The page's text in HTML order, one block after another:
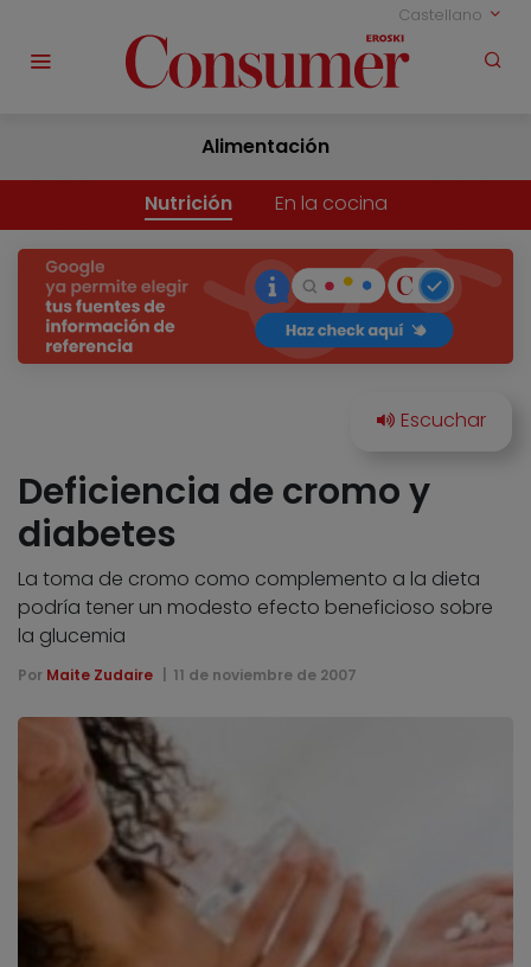
Castellano
Alimentación
Nutrición En la cocina
Deficiencia de cromo y
diabetes
La toma de cromo como complemento a la dieta
podría tener un modesto efecto beneficioso sobre
la glucemia
Por Maite Zudaire 11 de noviembre de 2007